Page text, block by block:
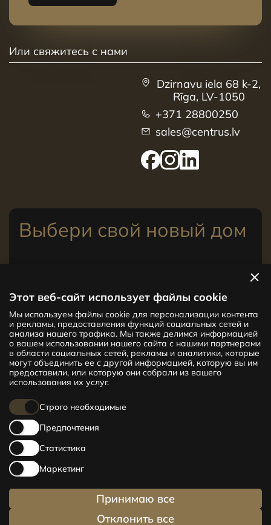
Этот веб-сайт использует файлы cookie
Мы используем файлы cookie для персонализации контента
и рекламы, предоставления функций социальных сетей и
анализа нашего трафика. Мы также делимся информацией
о вашем использовании нашего сайта с нашими партнерами
в области социальных сетей, рекламы и аналитики, которые
могут объединить ее с другой информацией, которую вы им
предоставили, или которую они собрали из вашего
использования их услуг.
Строго необходимые
Предпочтения
Статистика
Маркетинг
Отклонить все
Принимаю все
Или свяжитесь с нами
Dzirnavu iela 68 k-2,
Rīga, LV-1050
+371 28800250
sales@centrus.lv
Выбери свой новый дом
Новый проект CENTRUS предлагает
142 эксклюзивные и удобные квартиры
в центре Риги – от уютных квартир
площадью 24 кв. м до просторных
апартаментов площадью 210 кв. м. Выбери
свое жилище и будь в центре жизни!